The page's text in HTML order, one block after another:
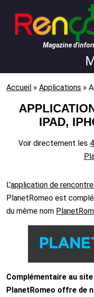
Magazine
Accueil »Applications »
IPAD,
Voir directement les
L’application de
PlanetRomeo est
du même nom
Complémentaire au
PlanetRomeo offre de